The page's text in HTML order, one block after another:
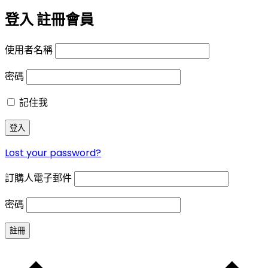
登入註冊會員
使用者名稱
密碼
記住我
登入
Lost your password?
訂購人電子郵件
密碼
註冊